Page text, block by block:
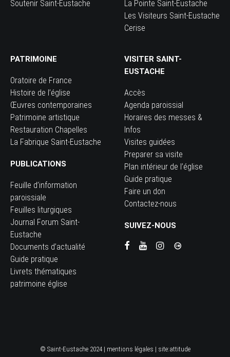
Soutenir Saint-Eustache
La Pointe Saint-Eustache
Les Visiteurs Saint-Eustache
Cerise
PATRIMOINE
Oratoire de France
Histoire de l’église
Œuvres contemporaines
Patrimoine artistique
Restauration Chapelles
La Fabrique Saint-Eustache
PUBLICATIONS
Feuille d’information
paroissiale
Feuilles liturgiques
Journal Forum Saint-
Eustache
Documents d’actualité
Guide pratique
Livrets thématiques
patrimoine église
VISITER SAINT-
EUSTACHE
Accès
Agenda paroissial
Horaires des messes &
Infos
Visites guidées
Preparer sa visite
Plan intérieur de l’église
Guide pratique
Faire un don
Contactez-nous
SUIVEZ-NOUS
© Saint-Eustache 2024 | mentions légales | site:attitude